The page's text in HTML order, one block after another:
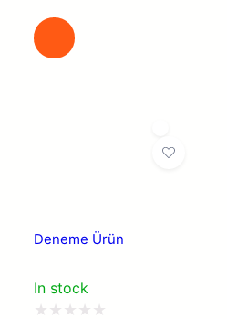
üzerinden
Deneme Ürün
In stock